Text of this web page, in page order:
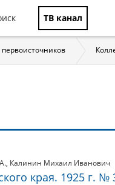
ТВ канал
, Калинин Михаил Иванович
края. 1925 г. №